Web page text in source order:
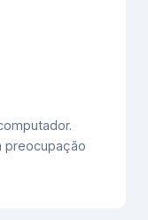
preocupação